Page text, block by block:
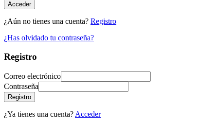
Acceder
¿Aún no tienes una cuenta? Registro
¿Has olvidado tu contraseña?
Registro
Correo electrónico
Contraseña
Registro
¿Ya tienes una cuenta? Acceder